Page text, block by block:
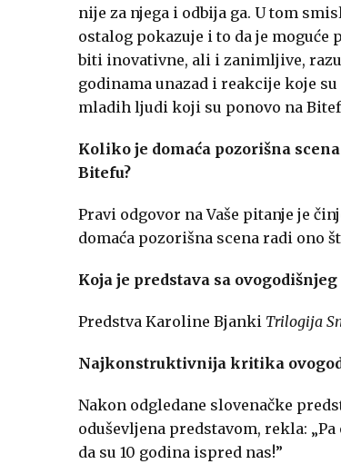
nije za njega i odbija ga. U tom
ostalog pokazuje i to da je
biti inovativne, ali i zanimljive,
godinama unazad i reakcije koje
mladih ljudi koji su ponovo na
Koliko je domaća pozorišna
Bitefu?
Pravi odgovor na Vaše pitanje je
domaća pozorišna scena radi ono
Koja je predstava sa
Predstva Karoline Bjanki Trilogija
Najkonstruktivnija kritika
Nakon odgledane slovenačke
oduševljena predstavom, rekla:
da su 10 godina ispred nas!”